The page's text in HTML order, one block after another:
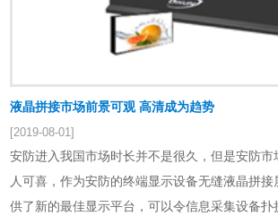
液晶拼接市场前景可观 高清成为趋势
[2019-08-01]
安防进入我国市场时长并不是很久，但是安防市
人可喜，作为安防的终端显示设备无缝液晶拼
供了新的最佳显示平台，可以令信息采集设备扑